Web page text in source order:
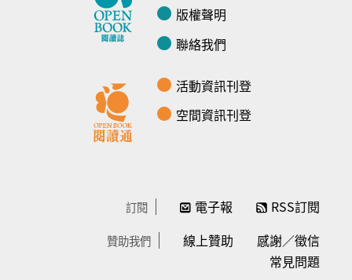
版權聲明
聯絡我們
活動資訊刊登
空間資訊刊登
訂閱 電子報 RSS訂閱
贊助我們 線上贊助
感謝／徵信
常見問題